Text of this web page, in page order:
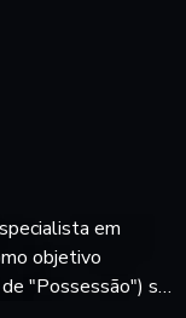
em
objetivo
"Possessão") se